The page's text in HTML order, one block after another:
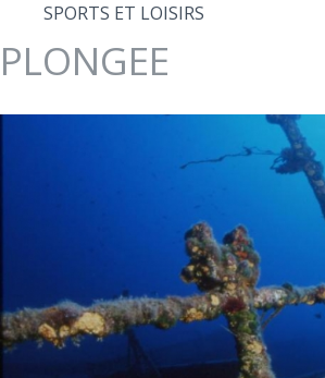
SPORTS ET LOISIRS
PLONGEE